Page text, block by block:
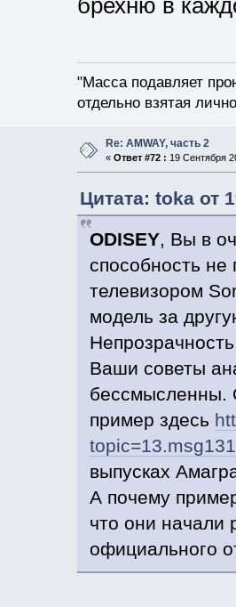
"Масса подавляет
отдельно взятая
Re: AMWAY, часть 2
« Ответ #72 : 19 Сентября
Цитата: toka от
ODISEY, Вы в
способность не
телевизором
модель за
Ваши советы
бессмысленны.
пример здесь
выпусках
А почему
что они начали
официального